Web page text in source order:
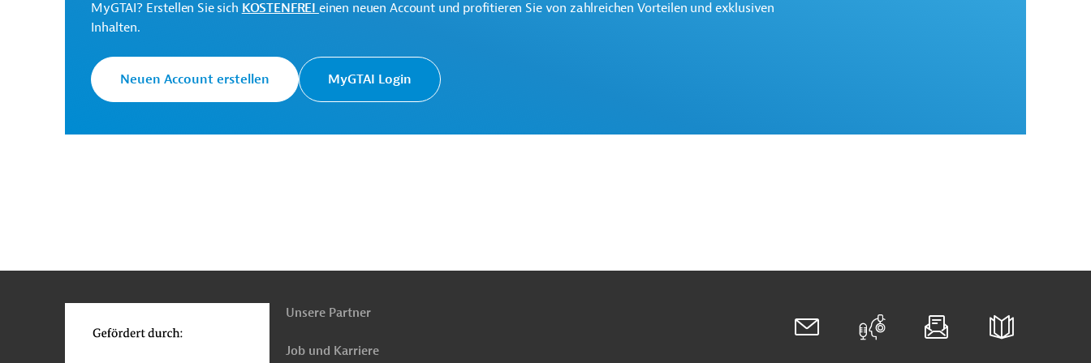
AUS20230405989358 (2)
MyGTAI? Erstellen Sie sich KOSTENFREI einen neuen Account und profitieren Sie von zahlreichen Vorteilen und exklusiven
Inhalten.
Neuen Account erstellen MyGTAI Login
oben
Unsere Partner
Job und Karriere